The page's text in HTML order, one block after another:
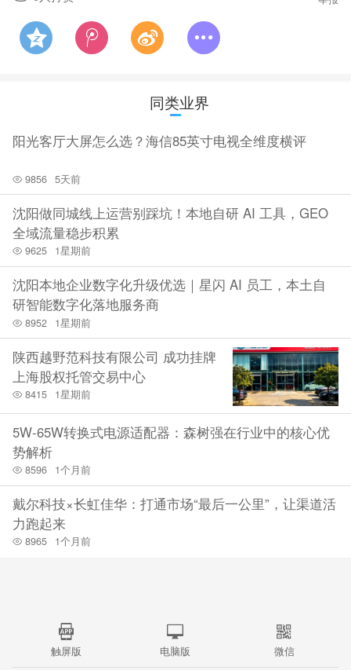
同类业界
阳光客厅大屏怎么选？海信85英寸电视全维度横评
9856 5天前
沈阳做同城线上运营别踩坑！本地自研 AI 工具，GEO
全域流量稳步积累
9625 1星期前
沈阳本地企业数字化升级优选｜星闪 AI 员工，本土自
研智能数字化落地服务商
8952 1星期前
陕西越野范科技有限公司 成功挂牌
上海股权托管交易中心
8415 1星期前
5W-65W转换式电源适配器：森树强在行业中的核心优
势解析
8596 1个月前
戴尔科技×长虹佳华：打通市场“最后一公里”，让渠道活
力跑起来
8965 1个月前
触屏版 电脑版 微信